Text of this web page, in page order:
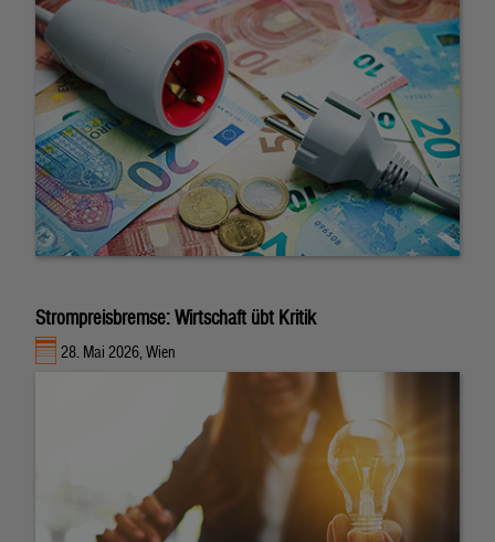
Strompreisbremse: Wirtschaft übt Kritik
28. Mai 2026, Wien